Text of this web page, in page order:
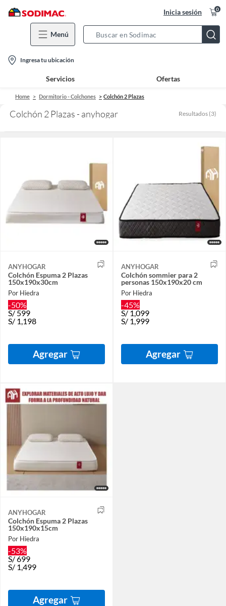
Inicia sesión 0
Menú
Bar
location-
icon
Ingresa tu ubicación
Servicios Ofertas
Home Dormitorio - Colchones Colchón 2 Plazas
Colchón 2 Plazas - anyhogar Resultados (3)
ANYHOGAR
Colchón Espuma 2 Plazas
150x190x30cm
Por Hiedra
-50%
S/ 599
S/ 1,198
Agregar
ANYHOGAR
Colchón sommier para 2
personas 150x190x20 cm
Por Hiedra
-45%
S/ 1,099
S/ 1,999
Agregar
ANYHOGAR
Colchón Espuma 2 Plazas
150x190x15cm
Por Hiedra
-53%
S/699
S/ 1,499
Agregar